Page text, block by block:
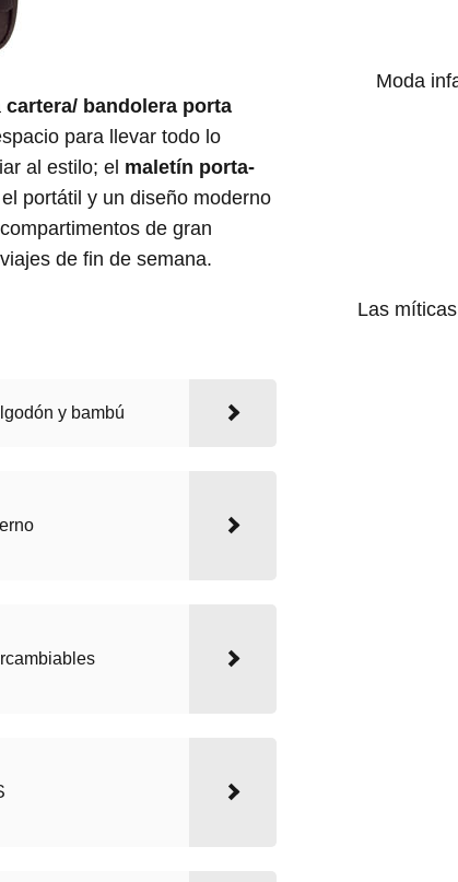
cartera/ bandolera porta
para llevar todo lo
al estilo; el maletín porta-
portátil y un diseño moderno
de gran
de fin de semana.
y bambú
Moda
Las